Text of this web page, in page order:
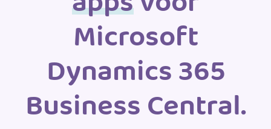
Microsoft
Dynamics 365
Business Central.